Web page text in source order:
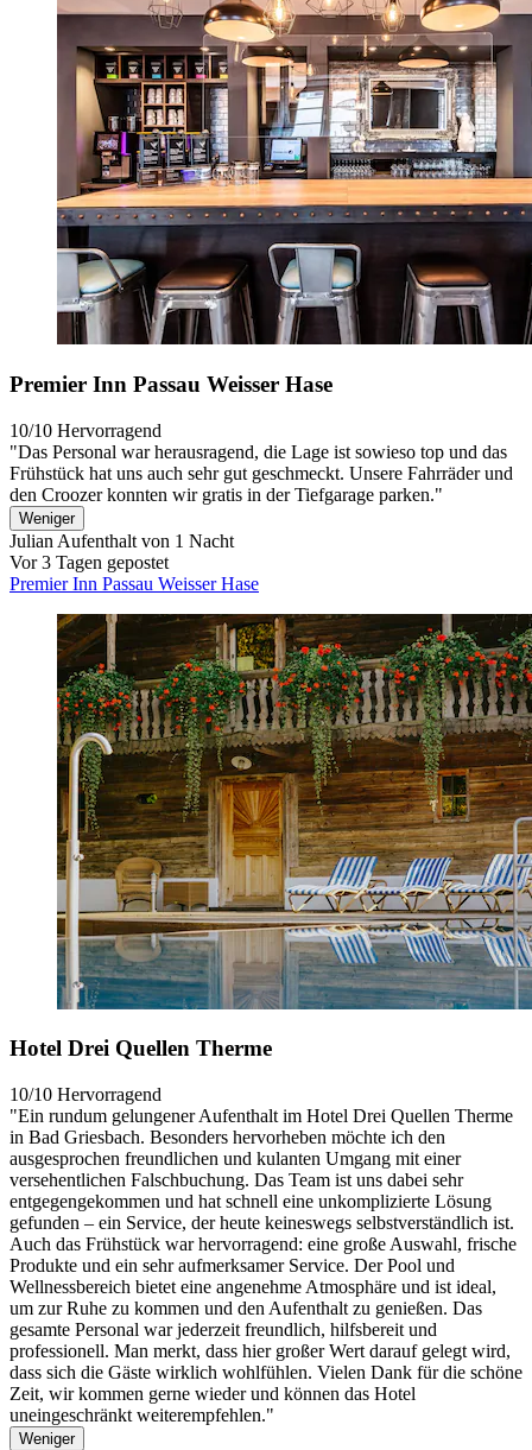
Premier Inn Passau Weisser Hase
10/10 Hervorragend
"Das Personal war herausragend, die Lage ist sowieso top und das
Frühstück hat uns auch sehr gut geschmeckt. Unsere Fahrräder und
den Croozer konnten wir gratis in der Tiefgarage parken."
Weniger
Julian Aufenthalt von 1 Nacht
Vor 3 Tagen gepostet
Premier Inn Passau Weisser Hase
Hotel Drei Quellen Therme
10/10 Hervorragend
"Ein rundum gelungener Aufenthalt im Hotel Drei Quellen Therme
in Bad Griesbach. Besonders hervorheben möchte ich den
ausgesprochen freundlichen und kulanten Umgang mit einer
versehentlichen Falschbuchung. Das Team ist uns dabei sehr
entgegengekommen und hat schnell eine unkomplizierte Lösung
gefunden – ein Service, der heute keineswegs selbstverständlich ist.
Auch das Frühstück war hervorragend: eine große Auswahl, frische
Produkte und ein sehr aufmerksamer Service. Der Pool und
Wellnessbereich bietet eine angenehme Atmosphäre und ist ideal,
um zur Ruhe zu kommen und den Aufenthalt zu genießen. Das
gesamte Personal war jederzeit freundlich, hilfsbereit und
professionell. Man merkt, dass hier großer Wert darauf gelegt wird,
dass sich die Gäste wirklich wohlfühlen. Vielen Dank für die schöne
Zeit, wir kommen gerne wieder und können das Hotel
uneingeschränkt weiterempfehlen."
Weniger